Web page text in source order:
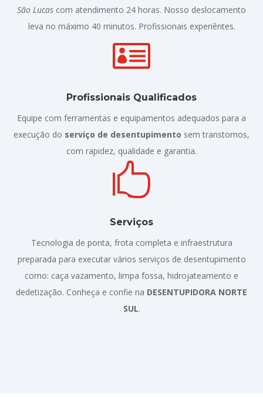
São Lucas com atendimento 24 horas. Nosso deslocamento
leva no máximo 40 minutos. Profissionais experiêntes.

Profissionais Qualificados
Equipe com ferramentas e equipamentos adequados para a
execução do serviço de desentupimento sem transtornos,
com rapidez, qualidade e garantia.

Serviços
Tecnologia de ponta, frota completa e infraestrutura
preparada para executar vários serviços de desentupimento
como: caça vazamento, limpa fossa, hidrojateamento e
dedetização. Conheça e confie na DESENTUPIDORA NORTE
SUL.